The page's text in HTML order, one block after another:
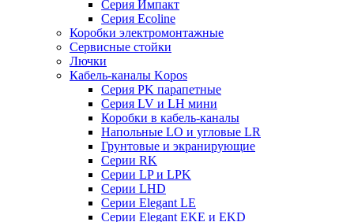
Серия Импакт
Серия Ecoline
Коробки электромонтажные
Сервисные стойки
Лючки
Кабель-каналы Kopos
Серия PK парапетные
Серия LV и LH мини
Коробки в кабель-каналы
Напольные LO и угловые LR
Грунтовые и экранирующие
Серии RK
Серии LP и LPK
Серии LHD
Серии Elegant LE
Серии Elegant EKE и EKD